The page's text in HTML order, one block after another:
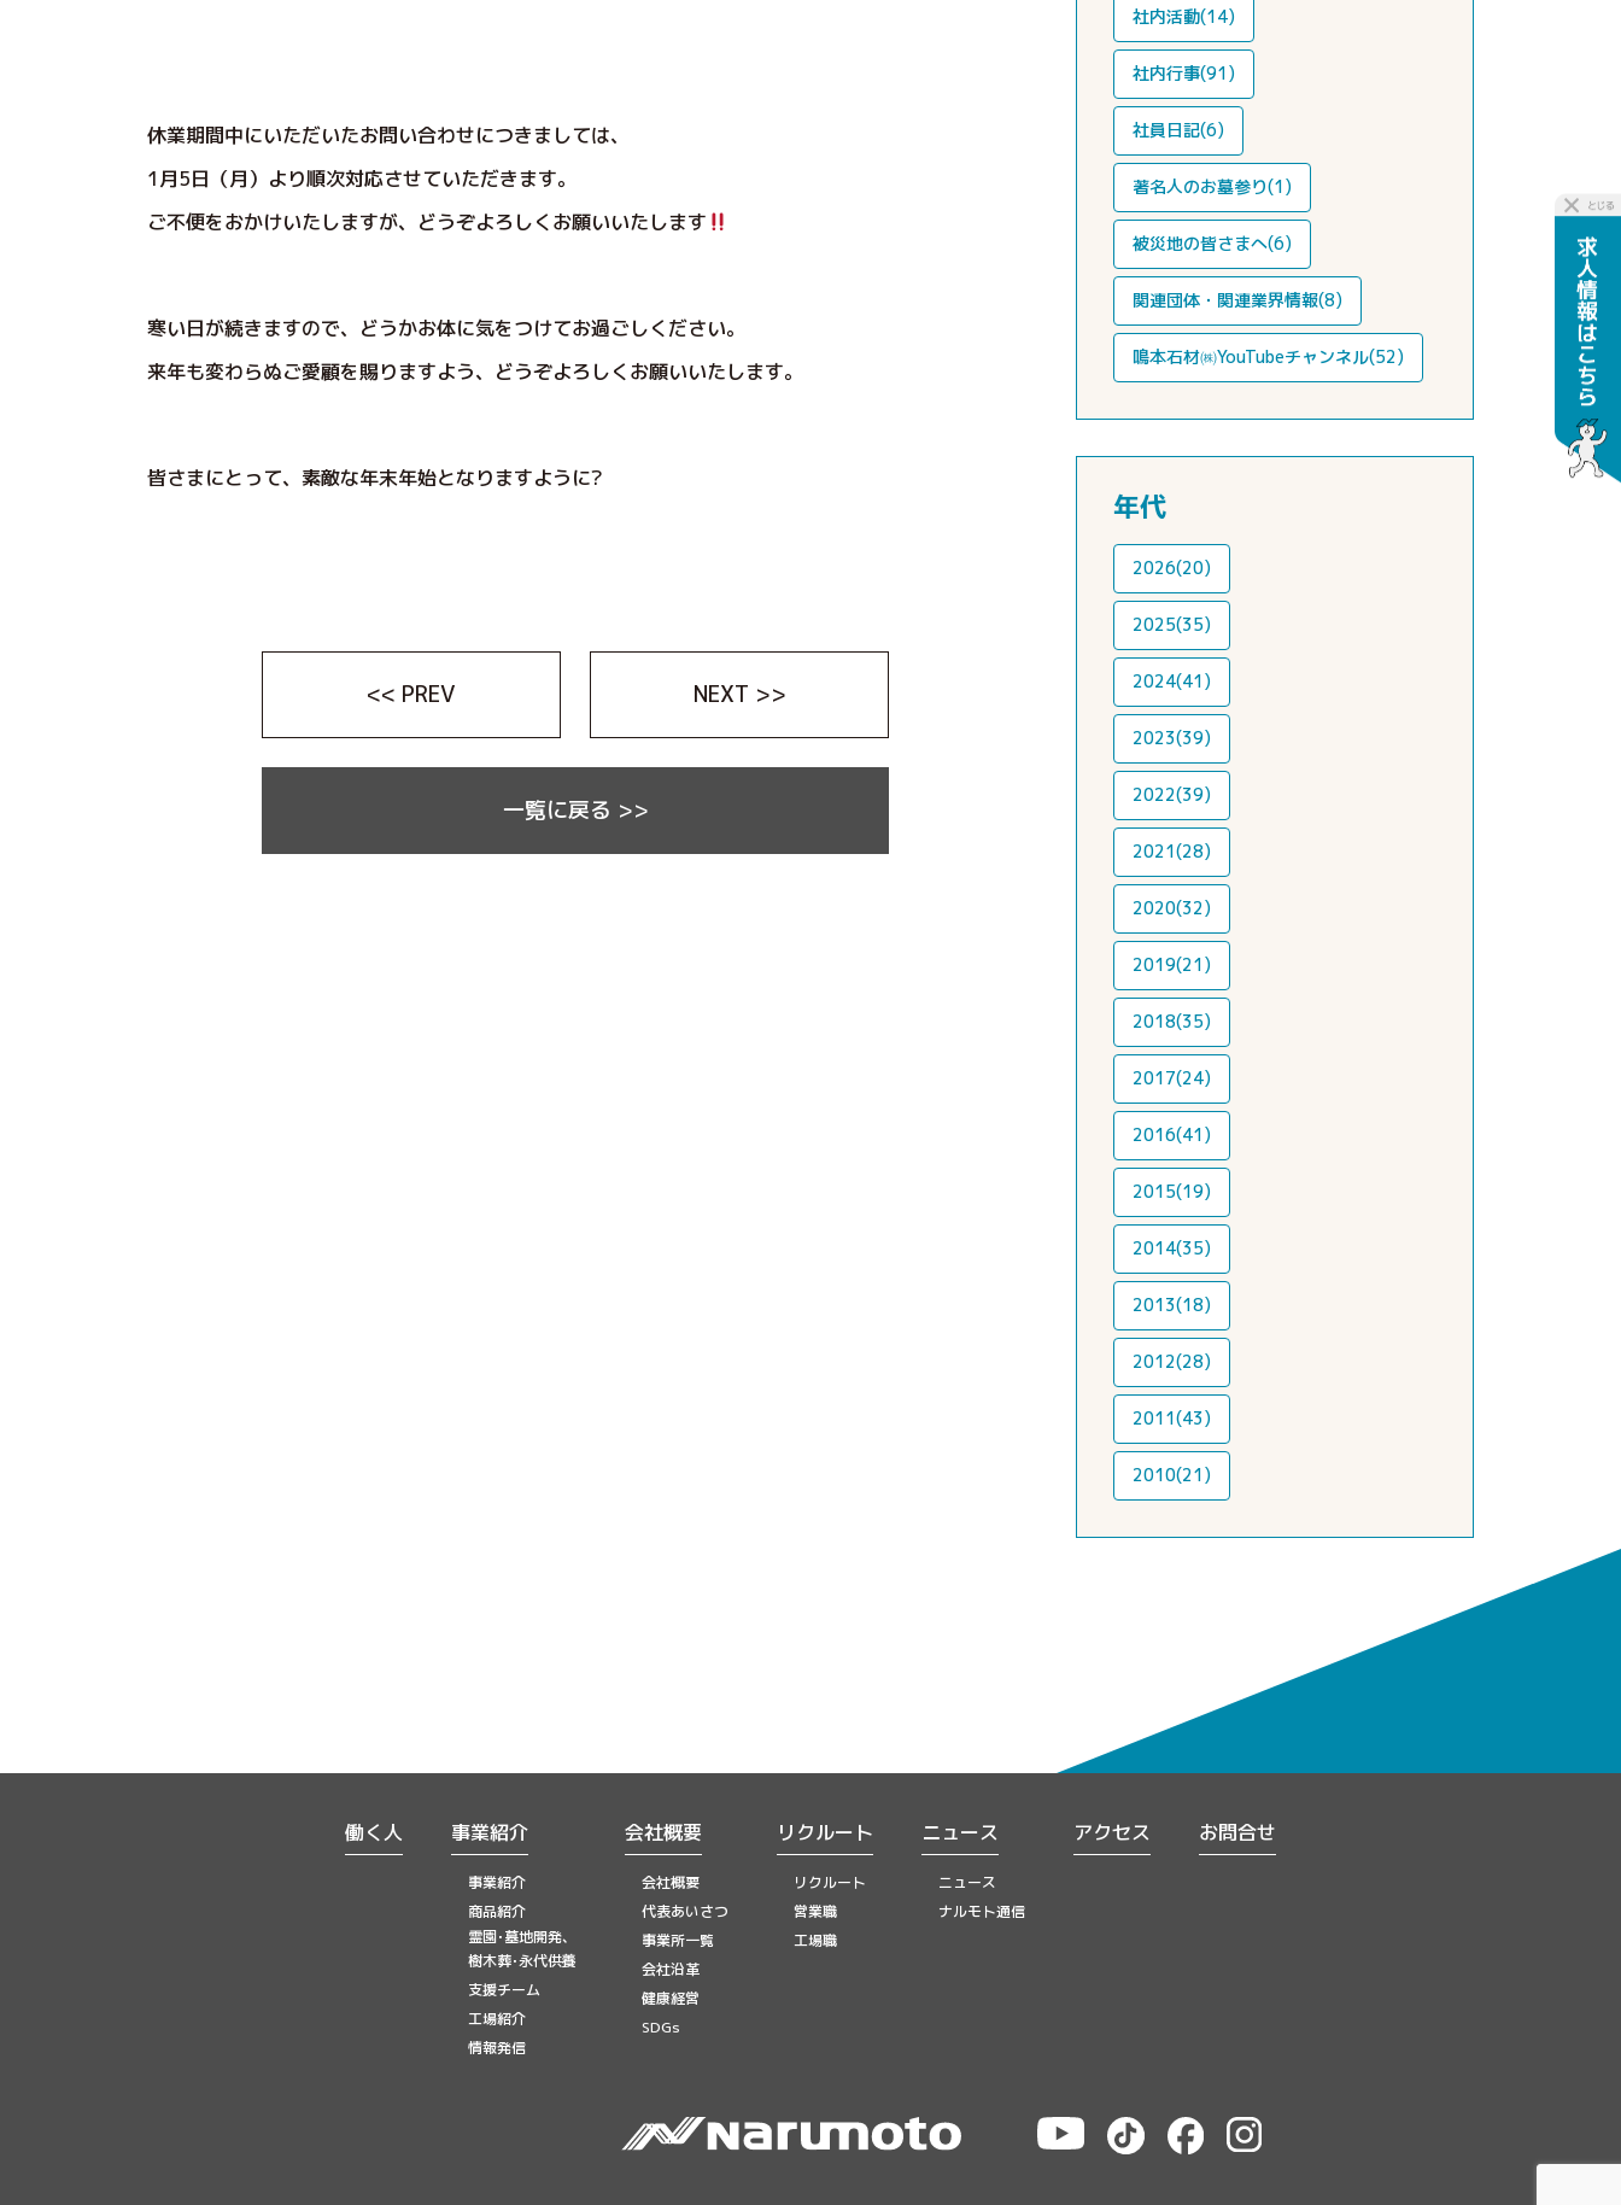
休業期間中にいただいたお問い合わせにつきましては、
1月5日（月）より順次対応させていただきます。
ご不便をおかけいたしますが、どうぞよろしくお願いいたします
寒い日が続きますので、どうかお体に気をつけてお過ごしください。
来年も変わらぬご愛顧を賜りますよう、どうぞよろしくお願いいたします。
皆さまにとって、素敵な年末年始となりますように?
<< PREV NEXT >>
一覧に戻る >>
社内活動(14)
社内行事(91)
社員日記(6)
著名人のお墓参り(1)
被災地の皆さまへ(6)
関連団体・関連業界情報(8)
鳴本石材㈱YouTubeチャンネル(52)
年代
2026(20)
2025(35)
2024(41)
2023(39)
2022(39)
2021(28)
2020(32)
2019(21)
2018(35)
2017(24)
2016(41)
2015(19)
2014(35)
2013(18)
2012(28)
2011(43)
2010(21)
働く人 事業紹介
事業紹介
商品紹介
霊園･墓地開発、
樹木葬･永代供養
支援チーム
工場紹介
情報発信
会社概要
会社概要
代表あいさつ
事業所一覧
会社沿革
健康経営
SDGs
リクルート
リクルート
営業職
工場職
ニュース
ニュース
ナルモト通信
アクセス お問合せ